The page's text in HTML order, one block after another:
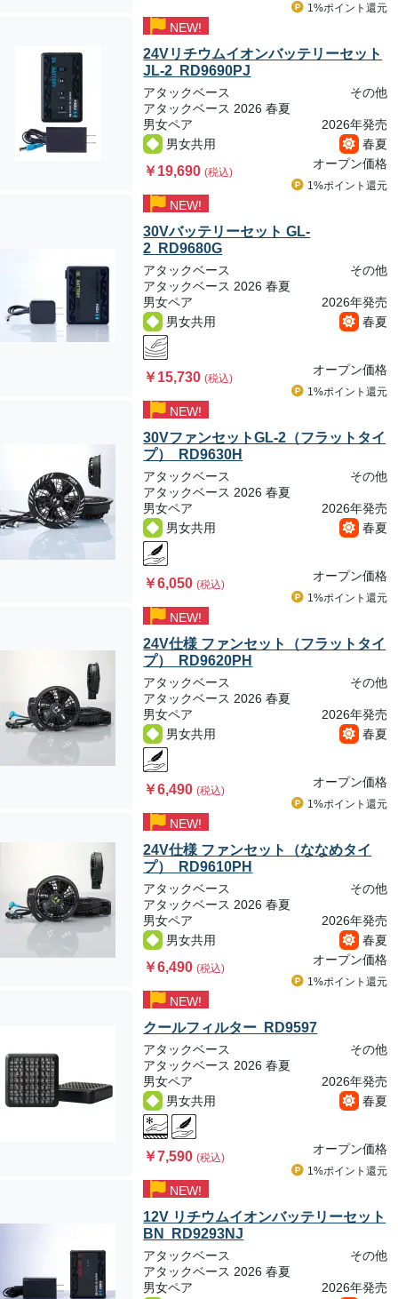
1%ポイント 還元
NEW!
24Vリチウムイオンバッテリーセット
JL-2 RD9690PJ
アタックベース
その他
アタックベース 2026 春夏
男女ペア
2026年発売
男女共用
春夏
￥19,690(税込)
オープン価格
1%ポイント 還元
NEW!
30Vバッテリーセット GL-
2 RD9680G
アタックベース
その他
アタックベース 2026 春夏
男女ペア
2026年発売
男女共用
春夏
￥15,730(税込)
オープン価格
1%ポイント 還元
NEW!
30VファンセットGL-2（フラットタイ
プ） RD9630H
アタックベース
その他
アタックベース 2026 春夏
男女ペア
2026年発売
男女共用
春夏
￥6,050(税込)
オープン価格
1%ポイント 還元
NEW!
24V仕様 ファンセット（フラットタイ
プ） RD9620PH
アタックベース
その他
アタックベース 2026 春夏
男女ペア
2026年発売
男女共用
春夏
￥6,490(税込)
オープン価格
1%ポイント 還元
NEW!
24V仕様 ファンセット（ななめタイ
プ） RD9610PH
アタックベース
その他
アタックベース 2026 春夏
男女ペア
2026年発売
男女共用
春夏
￥6,490(税込)
オープン価格
1%ポイント 還元
NEW!
クールフィルター RD9597
アタックベース
その他
アタックベース 2026 春夏
男女ペア
2026年発売
男女共用
春夏
￥7,590(税込)
オープン価格
1%ポイント 還元
NEW!
12V リチウムイオンバッテリーセット
BN RD9293NJ
アタックベース
その他
アタックベース 2026 春夏
男女ペア
2026年発売